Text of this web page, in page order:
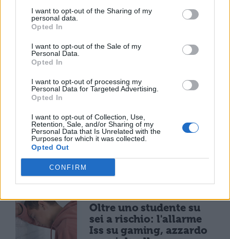
I want to opt-out of the Sharing of my
personal data.
Opted In
I want to opt-out of the Sale of my
Personal Data.
Opted In
I want to opt-out of processing my
Personal Data for Targeted Advertising.
Opted In
I want to opt-out of Collection, Use,
Retention, Sale, and/or Sharing of my
Personal Data that Is Unrelated with the
Purposes for which it was collected.
Opted Out
CONFIRM
TI POTREBBE INTERESSARE
Francia vieta i social ai
minori di 15 anni dal 1°
settembre: come
dell'età
Oltre uno studente su
sei a rischio: l'allarme
Iss su gaming, azzardo